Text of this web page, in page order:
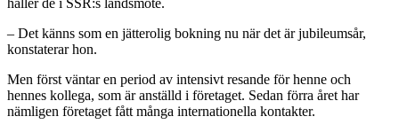
– Det känns som en jätterolig bokning nu när det är jubileumsår,
konstaterar hon.
Men först väntar en period av intensivt resande för henne och
hennes kollega, som är anställd i företaget. Sedan förra året har
nämligen företaget fått många internationella kontakter.